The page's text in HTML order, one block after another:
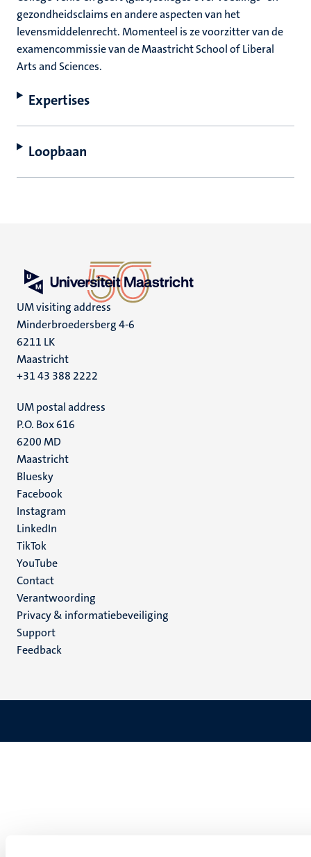
gezondheidsclaims en andere aspecten van het
levensmiddelenrecht. Momenteel is ze voorzitter van de
examencommissie van de Maastricht School of Liberal
Arts and Sciences.
Expertises
Loopbaan
UM visiting address
Minderbroedersberg 4-6
6211 LK
Maastricht
+31 43 388 2222
UM postal address
P.O. Box 616
6200 MD
Maastricht
Social
media
Bluesky
Facebook
Instagram
LinkedIn
TikTok
YouTube
Menu
footer
(NL)
Contact
Verantwoording
Privacy & informatiebeveiliging
Support
Feedback